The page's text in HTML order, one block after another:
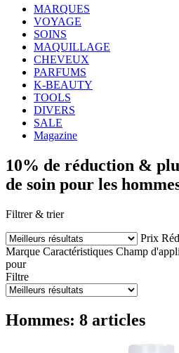
MARQUES
VOYAGE
SOINS
MAQUILLAGE
CHEVEUX
PARFUMS
K-BEAUTY
TOOLS
DIVERS
SALE
Magazine
10% de réduction &
de soin pour les
Filtrer & trier
Prix
Marque Caractéristiques Champ
pour
Filtre
Hommes: 8 articles